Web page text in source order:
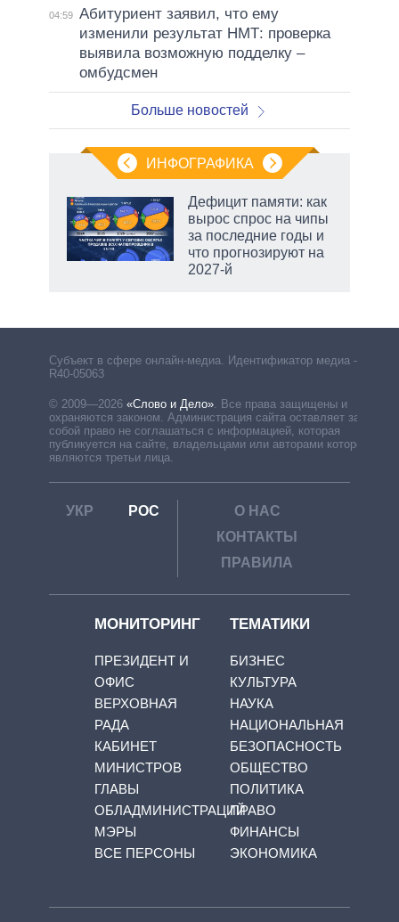
04:59 Абитуриент заявил, что ему
изменили результат НМТ: проверка
выявила возможную подделку –
омбудсмен
Больше новостей
ИНФОГРАФИКА
Дефицит памяти: как
вырос спрос на чипы
за последние годы и
что прогнозируют на
2027-й
Субъект в сфере онлайн-медиа. Идентификатор медиа –
R40-05063
© 2009—2026 «Слово и Дело». Все права защищены и
охраняются законом. Администрация сайта оставляет за
собой право не соглашаться с информацией, которая
публикуется на сайте, владельцами или авторами которой
являются третьи лица.
УКР РОС
О НАС
КОНТАКТЫ
ПРАВИЛА
МОНИТОРИНГ
ПРЕЗИДЕНТ И
ОФИС
ВЕРХОВНАЯ
РАДА
КАБИНЕТ
МИНИСТРОВ
ГЛАВЫ
ОБЛАДМИНИСТРАЦИЙ
МЭРЫ
ВСЕ ПЕРСОНЫ
ТЕМАТИКИ
БИЗНЕС
КУЛЬТУРА
НАУКА
НАЦИОНАЛЬНАЯ
БЕЗОПАСНОСТЬ
ОБЩЕСТВО
ПОЛИТИКА
ПРАВО
ФИНАНСЫ
ЭКОНОМИКА